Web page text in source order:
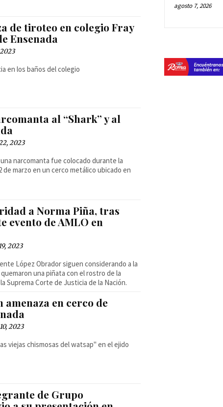
de tiroteo en colegio Fray
Ensenada
en los baños del colegio
al “Shark” y al
2023
narcomanta fue colocado durante la
marzo en un cerco metálico ubicado en
a Norma Piña, tras
evento de AMLO en
2023
López Obrador siguen considerando a la
una piñata con el rostro de la
Suprema Corte de Justicia de la Nación.
amenaza en cerco de
2023
viejas chismosas del watsap" en el ejido
de Grupo
agosto 7, 2026